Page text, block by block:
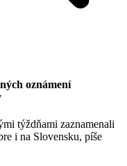
oznámení
týždňami zaznamenali
i na Slovensku, píše